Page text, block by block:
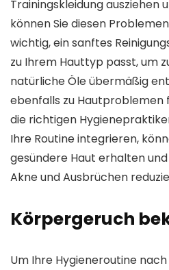
Trainingskleidung ausziehen
können Sie diesen
wichtig, ein sanftes
zu Ihrem Hauttyp passt, um
natürliche Öle übermäßig
ebenfalls zu Hautproblemen
die richtigen
Ihre Routine integrieren,
gesündere Haut erhalten
Akne und Ausbrüchen
Körpergeruch
Um Ihre Hygieneroutine